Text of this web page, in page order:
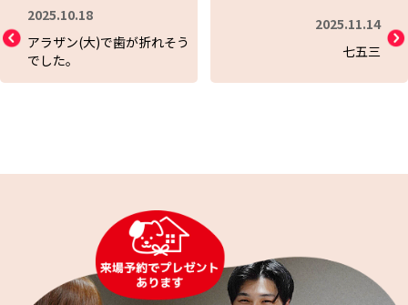
2025.10.18
アラザン(大)で歯が折れそう
でした。
2025.11.14
七五三